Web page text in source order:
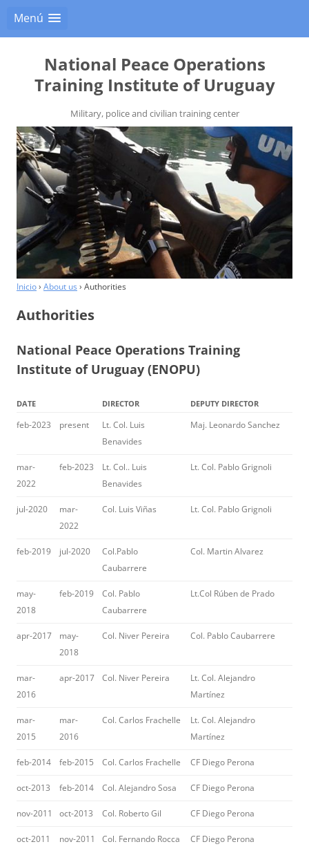
Menú
National Peace Operations
Training Institute of Uruguay
Military, police and civilian training center
Inicio › About us › Authorities
Authorities
National Peace Operations Training
Institute of Uruguay (ENOPU)
DATE DIRECTOR DEPUTY DIRECTOR
feb-2023 present
Lt. Col. Luis
Benavides
Maj. Leonardo Sanchez
mar-
2022
feb-2023
Lt. Col.. Luis
Benavides
Lt. Col. Pablo Grignoli
jul-2020
mar-
2022
Col. Luis Viñas Lt. Col. Pablo Grignoli
feb-2019 jul-2020
Col.Pablo
Caubarrere
Col. Martin Alvarez
may-
2018
feb-2019
Col. Pablo
Caubarrere
Lt.Col Rúben de Prado
apr-2017
may-
2018
Col. Niver Pereira Col. Pablo Caubarrere
mar-
2016
apr-2017 Col. Niver Pereira
Lt. Col. Alejandro
Martínez
mar-
2015
mar-
2016
Col. Carlos Frachelle
Lt. Col. Alejandro
Martínez
feb-2014 feb-2015 Col. Carlos Frachelle CF Diego Perona
oct-2013 feb-2014 Col. Alejandro Sosa CF Diego Perona
nov-2011 oct-2013 Col. Roberto Gil CF Diego Perona
oct-2011 nov-2011 Col. Fernando Rocca CF Diego Perona